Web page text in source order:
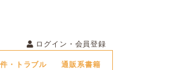
ログイン・会員登録
・トラブル 通販系書籍